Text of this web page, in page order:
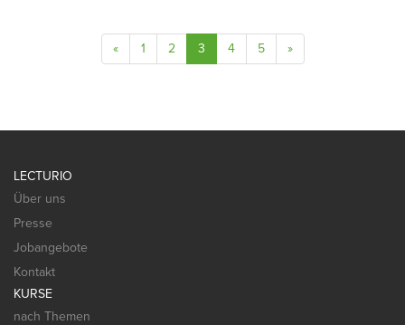
« 1 2 3 4 5 »
LECTURIO
Über uns
Presse
Jobangebote
Kontakt
KURSE
nach Themen